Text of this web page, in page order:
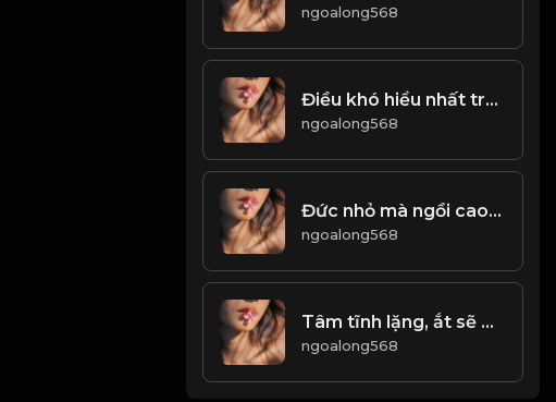
ngoalong568
Điều khó hiểu nhất trên đời này, chính là Lường Người! & Đạo
ngoalong568
Đức nhỏ mà ngồi cao, ắt gặp tai họa! & Đạo
ngoalong568
Tâm tĩnh lặng, ắt sẽ bình yên! & Đạo
ngoalong568